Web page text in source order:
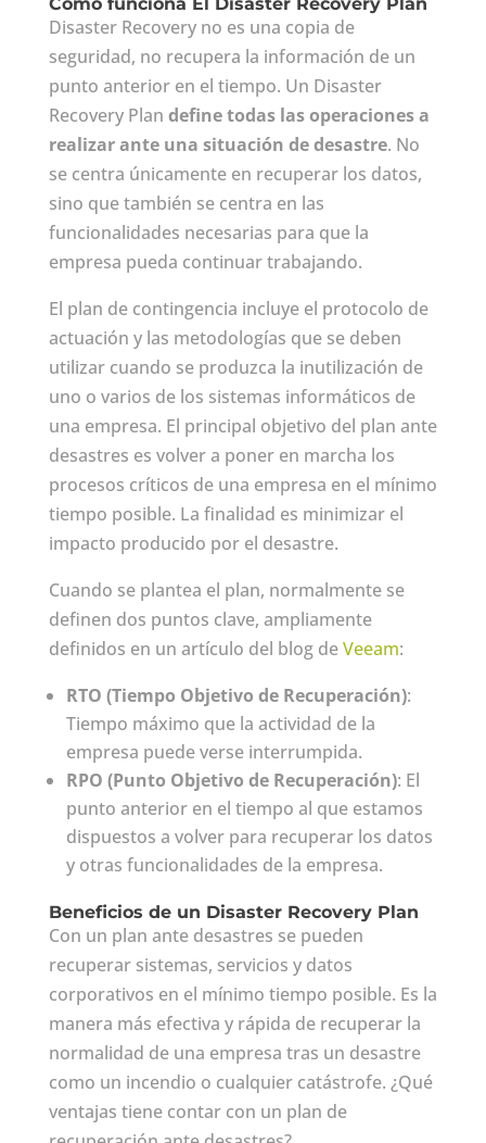
Disaster Recovery no es una copia de
seguridad, no recupera la información de un
punto anterior en el tiempo. Un Disaster
Recovery Plan define todas las operaciones a
realizar ante una situación de desastre. No
se centra únicamente en recuperar los datos,
sino que también se centra en las
funcionalidades necesarias para que la
empresa pueda continuar trabajando.
El plan de contingencia incluye el protocolo de
actuación y las metodologías que se deben
utilizar cuando se produzca la inutilización de
uno o varios de los sistemas informáticos de
una empresa. El principal objetivo del plan ante
desastres es volver a poner en marcha los
procesos críticos de una empresa en el mínimo
tiempo posible. La finalidad es minimizar el
impacto producido por el desastre.
Cuando se plantea el plan, normalmente se
definen dos puntos clave, ampliamente
definidos en un artículo del blog deVeeam:
RTO (Tiempo Objetivo de Recuperación):
Tiempo máximo que la actividad de la
empresa puede verse interrumpida.
RPO (Punto Objetivo de Recuperación): El
punto anterior en el tiempo al que estamos
dispuestos a volver para recuperar los datos
y otras funcionalidades de la empresa.
Beneficios de un Disaster Recovery Plan
Con un plan ante desastres se pueden
recuperar sistemas, servicios y datos
corporativos en el mínimo tiempo posible. Es la
manera más efectiva y rápida de recuperar la
normalidad de una empresa tras un desastre
como un incendio o cualquier catástrofe. ¿Qué
ventajas tiene contar con un plan de